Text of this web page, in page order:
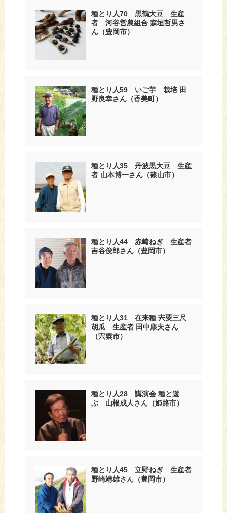
種とり人70 黒鶴大豆 生産
者 河谷営農組合 森垣哲男さ
ん（豊岡市）
種とり人59 いご芋 栽培 田
野良幸さん（香美町）
種とり人35 丹波黒大豆 生産
者 山本博一さん（篠山市）
種とり人44 赤﨑ねぎ 生産者
吉谷俊郎さん（豊岡市）
種とり人31 在来種 宍粟三尺
胡瓜 生産者 田中康夫さん
（宍粟市）
種とり人28 講演会 種と遊
ぶ 山根成人さん（姫路市）
種とり人45 立野ねぎ 生産者
野崎靖雄さん（豊岡市）